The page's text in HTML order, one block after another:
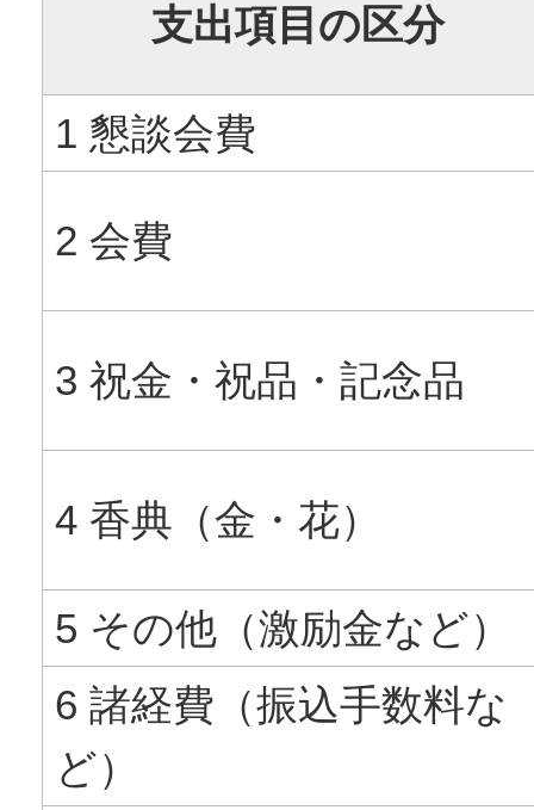
支出項目の区分
1 懇談会費
2 会費
3 祝金・祝品・記念品
4 香典（金・花）
5 その他（激励金など）
6 諸経費（振込手数料な
ど）